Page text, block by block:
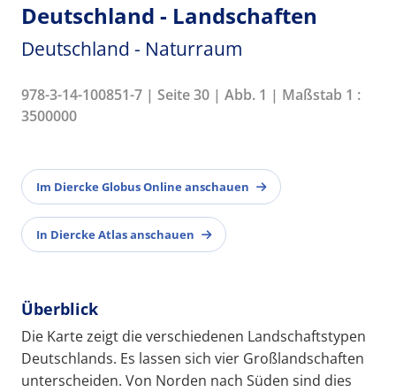
Deutschland - Landschaften
Deutschland - Naturraum
978-3-14-100851-7 | Seite 30 | Abb. 1 | Maßstab 1 :
3500000
Im Diercke Globus Online anschauen
In Diercke Atlas anschauen
Überblick
Die Karte zeigt die verschiedenen Landschaftstypen
Deutschlands. Es lassen sich vier Großlandschaften
unterscheiden. Von Norden nach Süden sind dies